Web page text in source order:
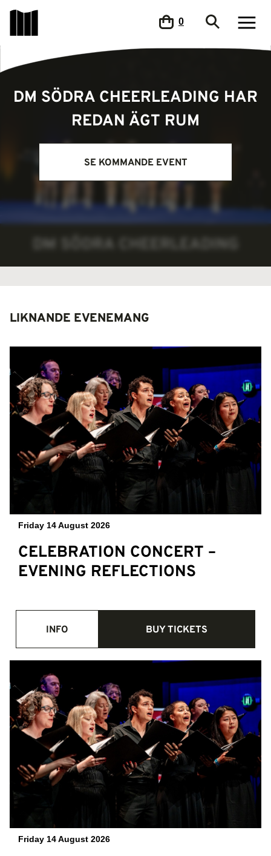
0
DM SÖDRA CHEERLEADING
DM SÖDRA CHEERLEADING HAR
REDAN ÄGT RUM
SE KOMMANDE EVENT
LIKNANDE EVENEMANG
Friday 14 August 2026
CELEBRATION CONCERT –
EVENING REFLECTIONS
INFO BUY TICKETS
Friday 14 August 2026